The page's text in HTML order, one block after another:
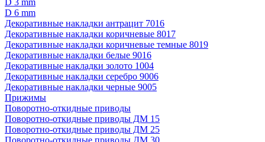
D 3 mm
D 6 mm
Декоративные накладки антрацит 7016
Декоративные накладки коричневые 8017
Декоративные накладки коричневые темные 8019
Декоративные накладки белые 9016
Декоративные накладки золото 1004
Декоративные накладки серебро 9006
Декоративные накладки черные 9005
Прижимы
Поворотно-откидные приводы
Поворотно-откидные приводы ДМ 15
Поворотно-откидные приводы ДМ 25
Поворотно-откидные приводы ДМ 30